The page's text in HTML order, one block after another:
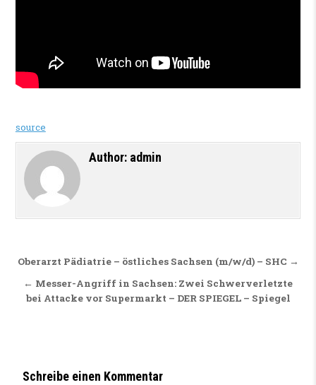
source
Author: admin
Beitragsnavigation
Oberarzt Pädiatrie – östliches Sachsen (m/w/d) – SHC →
← Messer-Angriff in Sachsen: Zwei Schwerverletzte
bei Attacke vor Supermarkt – DER SPIEGEL – Spiegel
Schreibe einen Kommentar